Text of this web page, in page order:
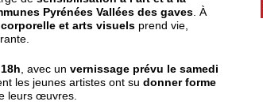
Pyrénées Vallées des gaves. À
et arts visuels prend vie,
, avec un vernissage prévu le samedi
les jeunes artistes ont su donner forme
leurs œuvres.